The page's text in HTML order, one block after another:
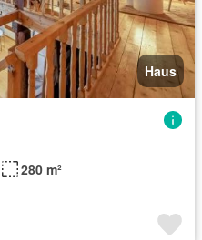
Haus
280 m²